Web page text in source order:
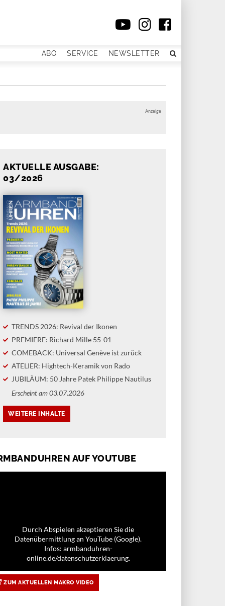
ABO SERVICE NEWSLETTER
Anzeige
AKTUELLE AUSGABE:
03/2026
TRENDS 2026: Revival der Ikonen
PREMIERE: Richard Mille 55-01
COMEBACK: Universal Genève ist zurück
ATELIER: Hightech-Keramik von Rado
JUBILÄUM: 50 Jahre Patek Philippe Nautilus
Erscheint am 03.07.2026
AUF YOUTUBE
Durch Abspielen akzeptieren Sie die
Datenübermittlung an YouTube (Google).
Infos: armbanduhren-
online.de/datenschutzerklaerung.
ZUM AKTUELLEN MAKRO VIDEO